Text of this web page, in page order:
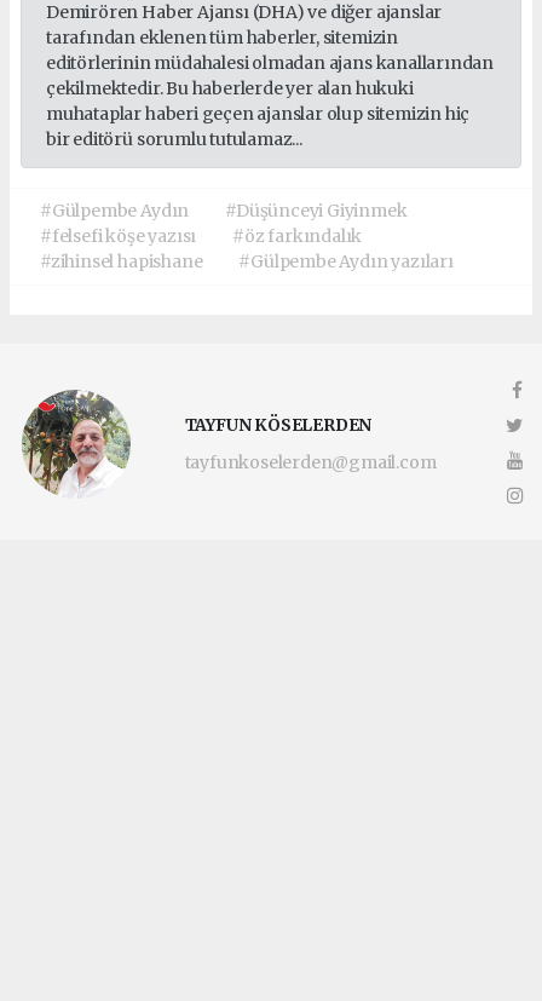
Demirören Haber Ajansı (DHA) ve diğer ajanslar
tarafından eklenen tüm haberler, sitemizin
editörlerinin müdahalesi olmadan ajans kanallarından
çekilmektedir. Bu haberlerde yer alan hukuki
muhataplar haberi geçen ajanslar olup sitemizin hiç
bir editörü sorumlu tutulamaz...
#Gülpembe Aydın
#Düşünceyi Giyinmek
#felsefi köşe yazısı
#öz farkındalık
#zihinsel hapishane
#Gülpembe Aydın yazıları
TAYFUN KÖSELERDEN
tayfunkoselerden@gmail.com